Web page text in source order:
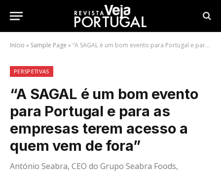
Início » Sample Page »“A SAGAL é um bom evento para Portugal e para as empresas terem acesso a quem vem de fora”
PERSPETIVAS
“A SAGAL é um bom evento
para Portugal e para as
empresas terem acesso a
quem vem de fora”
António Seabra, CEO do Grupo Seabra Foods,